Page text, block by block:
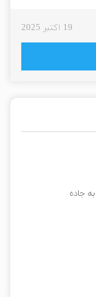
جاده
19 اکتبر 2025